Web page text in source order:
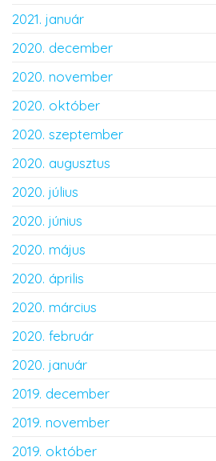
2021. január
2020. december
2020. november
2020. október
2020. szeptember
2020. augusztus
2020. július
2020. június
2020. május
2020. április
2020. március
2020. február
2020. január
2019. december
2019. november
2019. október